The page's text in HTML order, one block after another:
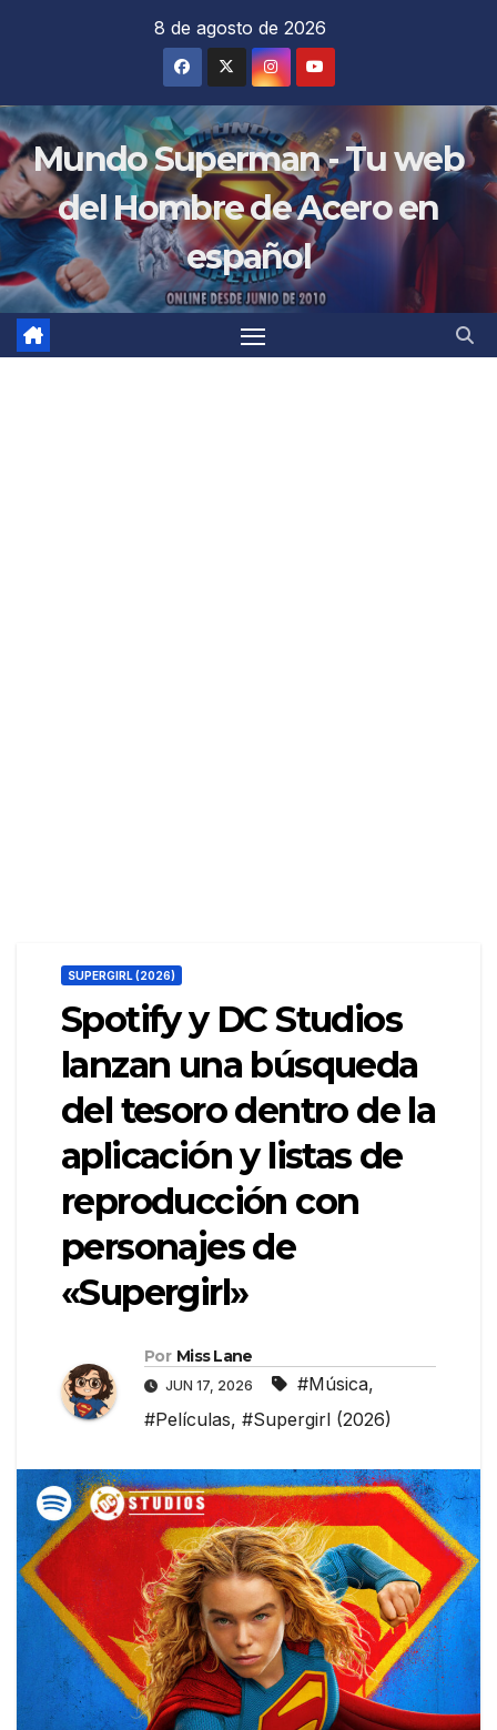
8 de agosto de 2026
Mundo Superman - Tu web
del Hombre de Acero en
español
SUPERGIRL (2026)
Spotify y DC Studios
lanzan una búsqueda
del tesoro dentro de la
aplicación y listas de
reproducción con
personajes de
«Supergirl»
Por Miss Lane
JUN 17, 2026 #Música,
#Películas, #Supergirl (2026)